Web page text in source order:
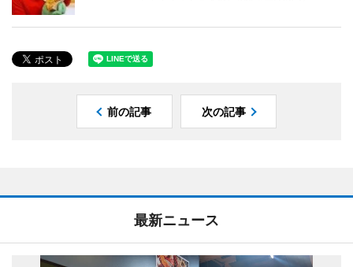
前の記事 次の記事
最新ニュース